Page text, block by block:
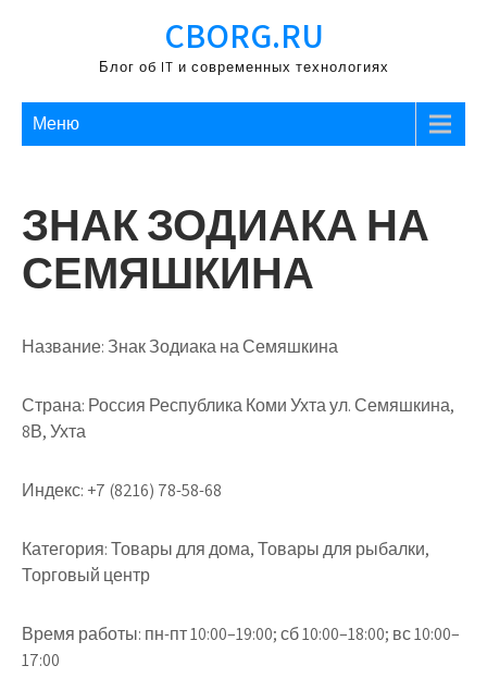
содержимому
CBORG.RU
Блог об IT и современных технологиях
Меню
ЗНАК ЗОДИАКА НА
СЕМЯШКИНА
Название: Знак Зодиака на Семяшкина
Страна: Россия Республика Коми Ухта ул. Семяшкина,
8В, Ухта
Индекс: +7 (8216) 78-58-68
Категория:Товары для дома, Товары для рыбалки,
Торговый центр
Время работы: пн-пт 10:00–19:00; сб 10:00–18:00; вс 10:00–
17:00